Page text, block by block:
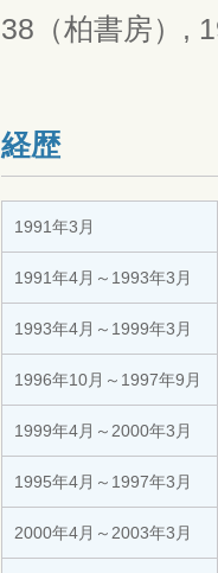
38（柏書房）,
経歴
1991年3月
1991年4月～1993年3月
1993年4月～1999年3月
1996年10月～1997年9月
1999年4月～2000年3月
1995年4月～1997年3月
2000年4月～2003年3月